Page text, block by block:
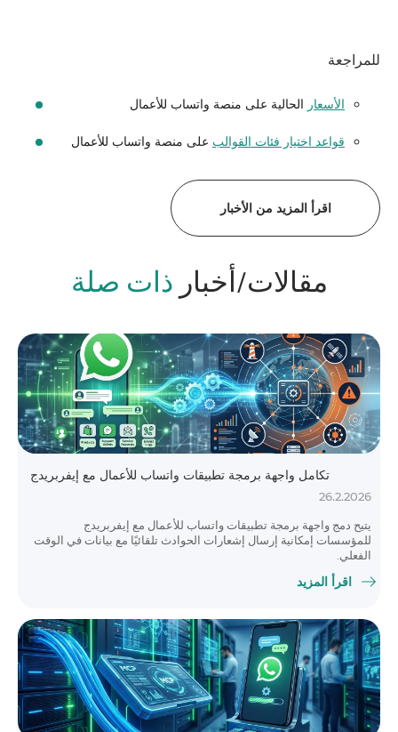
للمراجعة
الأسعار الحالية على منصة واتساب للأعمال
قواعد اختيار فئات القوالب على منصة واتساب للأعمال
اقرأ المزيد من الأخبار
مقالات/أخبار ذات صلة
تكامل واجهة برمجة تطبيقات واتساب للأعمال مع إيفربريدج
26.2.2026
يتيح دمج واجهة برمجة تطبيقات واتساب للأعمال مع إيفربريدج
للمؤسسات إمكانية إرسال إشعارات الحوادث تلقائيًا مع بيانات في الوقت
الفعلي.
اقرأ المزيد